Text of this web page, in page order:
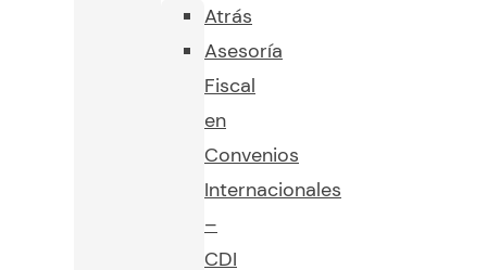
Atrás
Asesoría
Fiscal
en
Convenios
Internacionales
–
CDI